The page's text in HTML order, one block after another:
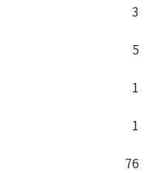
3
5
1
1
76